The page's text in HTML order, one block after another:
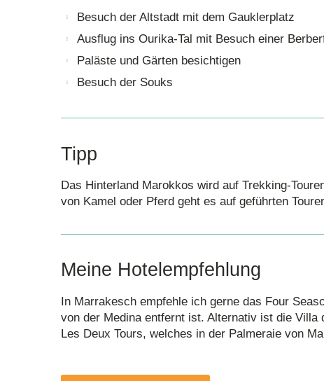
Besuch der Altstadt mit dem Gauklerplatz
Ausflug ins Ourika-Tal mit Besuch einer
Paläste und Gärten besichtigen
Besuch der Souks
Tipp
Das Hinterland Marokkos wird auf Trekking-
von Kamel oder Pferd geht es auf geführten
Meine Hotelempfehlung
In Marrakesch empfehle ich gerne das Four
von der Medina entfernt ist. Alternativ ist die
Les Deux Tours, welches in der Palmeraie von